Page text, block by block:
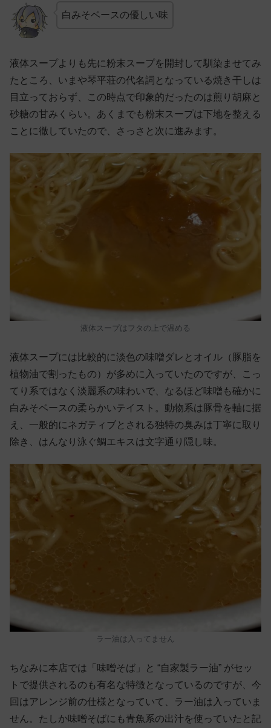
白みそベースの優しい味
液体スープよりも先に粉末スープを開封して馴染ませてみ
たところ、いまや琴平荘の代名詞となっている焼き干しは
目立っておらず、この時点で印象的だったのは煎り胡麻と
砂糖の甘みくらい。あくまでも粉末スープは下地を整える
ことに徹していたので、さっさと次に進みます。
液体スープはフタの上で温める
液体スープには比較的に淡色の味噌ダレとオイル（豚脂を
植物油で割ったもの）が多めに入っていたのですが、こっ
てり系ではなく淡麗系の味わいで、なるほど味噌も確かに
白みそベースの柔らかいテイスト。動物系は豚骨を軸に据
え、一般的にネガティブとされる独特の臭みは丁寧に取り
除き、はんなり泳ぐ鯛エキスは文字通り隠し味。
ラー油は入ってません
ちなみに本店では「味噌そば」と “自家製ラー油” がセッ
トで提供されるのも有名な特徴となっているのですが、今
回はアレンジ前の仕様となっていて、ラー油は入っていま
せん。たしか味噌そばにも青魚系の出汁を使っていたと記